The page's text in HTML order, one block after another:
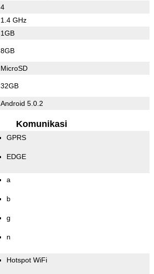
4
1.4 GHz
1GB
8GB
MicroSD
32GB
Android 5.0.2
Komunikasi
GPRS
EDGE
a
b
g
n
Hotspot WiFi